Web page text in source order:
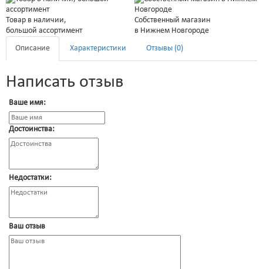
Товар в наличии,
большой ассортимент
Собственный магазин
в Нижнем Новгороде
Описание
Характеристики Отзывы (0)
Написать отзыв
Ваше имя:
Достоинства:
Недостатки:
Ваш отзыв